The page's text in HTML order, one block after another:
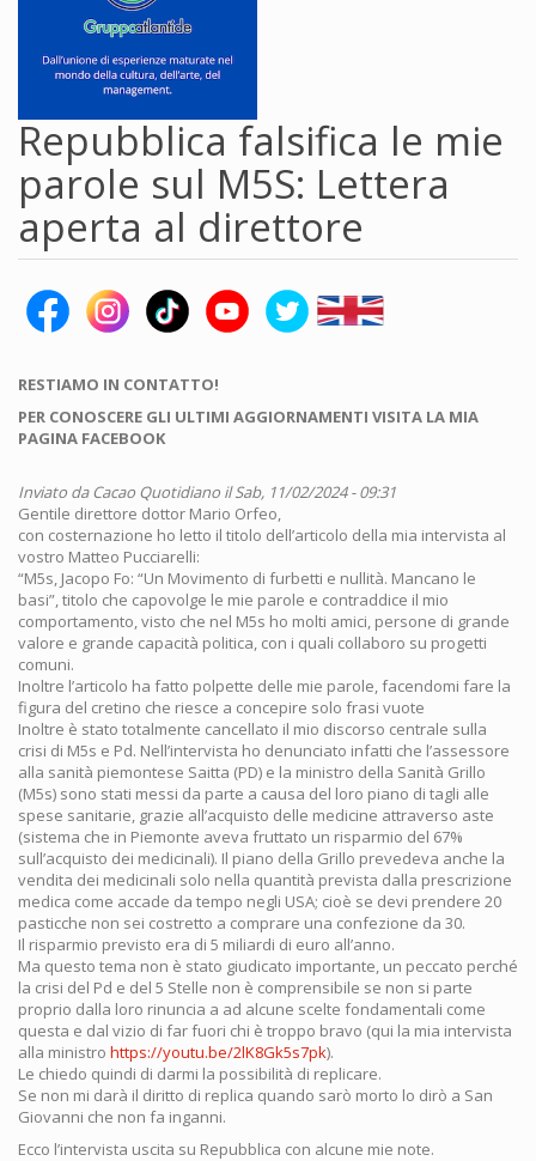
Repubblica falsifica le mie
parole sul M5S: Lettera
aperta al direttore
RESTIAMO IN CONTATTO!
PER CONOSCERE GLI ULTIMI AGGIORNAMENTI VISITA LA MIA
PAGINA FACEBOOK
Inviato daCacao Quotidiano il Sab, 11/02/2024 - 09:31
Gentile direttore dottor Mario Orfeo,
con costernazione ho letto il titolo dell’articolo della mia intervista al
vostro Matteo Pucciarelli:
“M5s, Jacopo Fo: “Un Movimento di furbetti e nullità. Mancano le
basi”, titolo che capovolge le mie parole e contraddice il mio
comportamento, visto che nel M5s ho molti amici, persone di grande
valore e grande capacità politica, con i quali collaboro su progetti
comuni.
Inoltre l’articolo ha fatto polpette delle mie parole, facendomi fare la
figura del cretino che riesce a concepire solo frasi vuote
Inoltre è stato totalmente cancellato il mio discorso centrale sulla
crisi di M5s e Pd. Nell’intervista ho denunciato infatti che l’assessore
alla sanità piemontese Saitta (PD) e la ministro della Sanità Grillo
(M5s) sono stati messi da parte a causa del loro piano di tagli alle
spese sanitarie, grazie all’acquisto delle medicine attraverso aste
(sistema che in Piemonte aveva fruttato un risparmio del 67%
sull’acquisto dei medicinali). Il piano della Grillo prevedeva anche la
vendita dei medicinali solo nella quantità prevista dalla prescrizione
medica come accade da tempo negli USA; cioè se devi prendere 20
pasticche non sei costretto a comprare una confezione da 30.
Il risparmio previsto era di 5 miliardi di euro all’anno.
Ma questo tema non è stato giudicato importante, un peccato perché
la crisi del Pd e del 5 Stelle non è comprensibile se non si parte
proprio dalla loro rinuncia a ad alcune scelte fondamentali come
questa e dal vizio di far fuori chi è troppo bravo (qui la mia intervista
alla ministro https://youtu.be/2lK8Gk5s7pk).
Le chiedo quindi di darmi la possibilità di replicare.
Se non mi darà il diritto di replica quando sarò morto lo dirò a San
Giovanni che non fa inganni.
Ecco l’intervista uscita su Repubblica con alcune mie note.